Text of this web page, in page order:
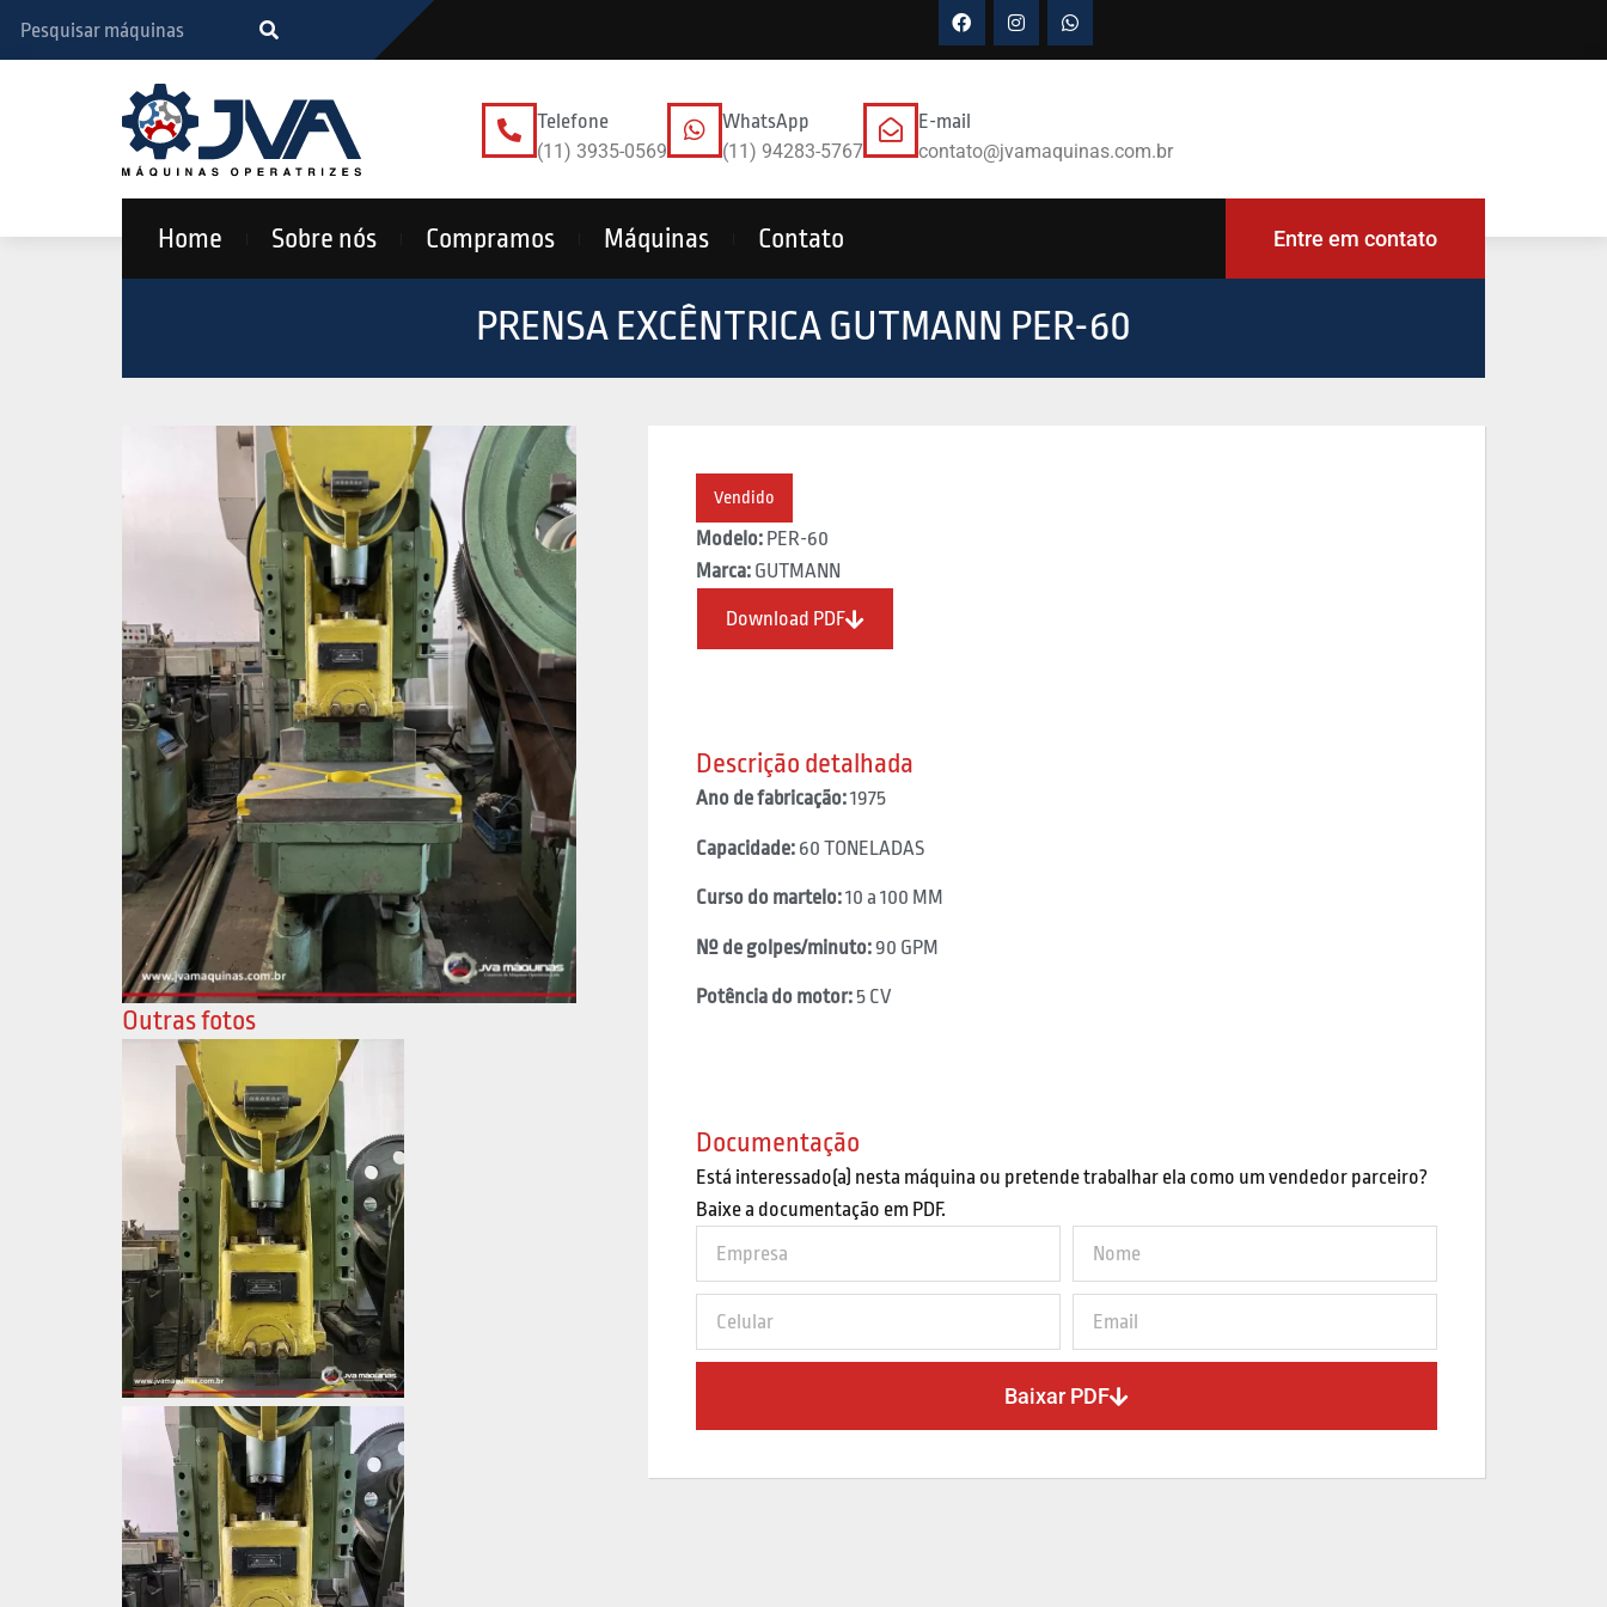
Telefone
(11) 3935-0569
WhatsApp
(11) 94283-5767
E-mail
contato@jvamaquinas.com.br
Home Sobre nós Compramos Máquinas Contato Entre em contato
PRENSA EXCÊNTRICA GUTMANN PER-60
Outras fotos
Vendido
Modelo:PER-60
Marca:GUTMANN
Download PDF
Descrição detalhada
Ano de fabricação:1975
Capacidade:60 TONELADAS
Curso do martelo:10 a 100 MM
Nº de golpes/minuto:90 GPM
Potência do motor:5 CV
Documentação
Está interessado(a) nesta máquina ou pretende trabalhar ela como um vendedor parceiro?
Baixe a documentação em PDF.
Baixar PDF